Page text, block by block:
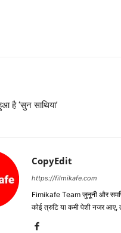
है ‘सुन साथिया’
CopyEdit
https://filmikafe.com
Fimikafe Team जुनूनी और
कोई त्रुटि या कमी पेशी नजर